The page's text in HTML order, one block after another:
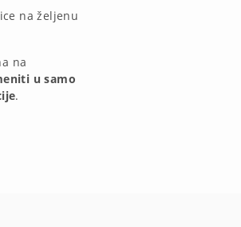
na željenu
na
u samo
.